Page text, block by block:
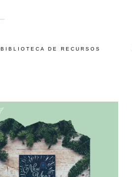
BIBLIOTECA DE RECURSOS